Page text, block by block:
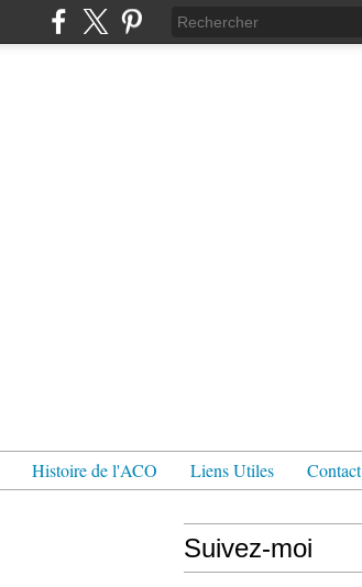
Histoire de l'ACO Liens Utiles Contact
Suivez-moi